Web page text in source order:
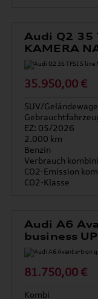
Audi Q2 35
KAMERA
35.950,00 €
SUV/
EZ: 05/2026
2.000 km
Benzin
Verbrauch
CO2-Emission
CO2-Klasse
Audi A6
business
81.750,00 €
Kombi